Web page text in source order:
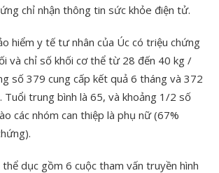
chỉ nhận thông tin sức khỏe điện tử.
hiểm y tế tư nhân của Úc có triệu chứng
và chỉ số khối cơ thể từ 28 đến 40 kg /
số 379 cung cấp kết quả 6 tháng và 372
Tuổi trung bình là 65, và khoảng 1/2 số
các nhóm can thiệp là phụ nữ (67%
dục gồm 6 cuộc tham vấn truyền hình